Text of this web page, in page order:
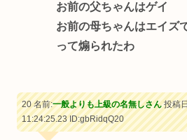
お前の父ちゃんはゲイ
お前の母ちゃんはエイズ
って煽られたわ
20 名前:一般よりも上級の名無しさん投稿
11:24:25.23ID:gbRidqQ20